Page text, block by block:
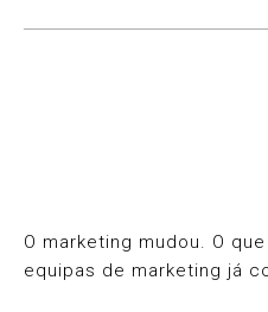
O marketing mudou. O
equipas de marketing já